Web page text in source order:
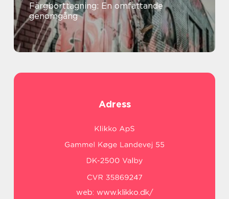
Färgborttagning: En omfattande
genomgång
Adress
web: www.klikko.dk/